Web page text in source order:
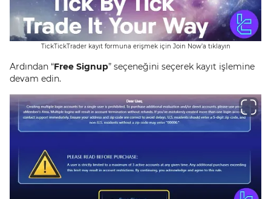
TickTickTrader kayıt formuna erişmek için Join Now’a tıklayın
Ardından “Free Signup” seçeneğini seçerek kayıt işlemine
devam edin.